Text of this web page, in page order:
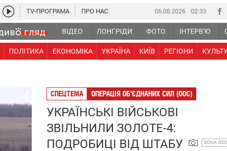
06.08.2026 02 33
ВІДЕО ЛОНГРІДИ ФОТО ІНТЕРВ'Ю
ПОЛІТИКА ЕКОНОМІКА УКРАЇНА КИЇВ РЕГІОНИ
TV-ПРОГРАМА ПРО НАС
СПЕЦТЕМА ОПЕРАЦІЯ ОБ'ЄДНАНИХ СИЛ (ООС)
УКРАЇНСЬКІ ВІЙСЬКОВІ
ЗВІЛЬНИЛИ ЗОЛОТЕ-4:
ПОДРОБИЦІ ВІД ШТАБУ
ЗОНА